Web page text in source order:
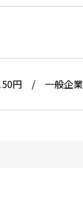
円 / 一般企業